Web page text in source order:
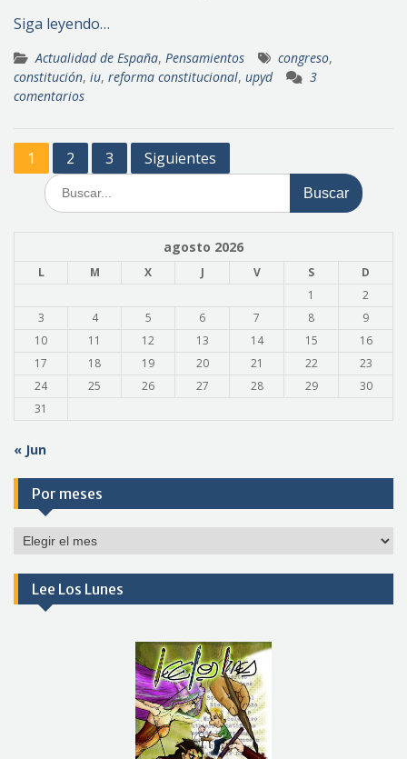
Siga leyendo…
Actualidad de España, Pensamientos congreso,
constitución, iu, reforma constitucional, upyd
3
comentarios
Paginación
entradas
1 2 3 Siguientes
Buscar:
agosto 2026
L M X J V S
D
1
2
3
4 5 6 7 8
9
10
11 12 13 14 15
16
17
18 19 20 21 22
23
24
25 26 27 28 29
30
31
« Jun
Por meses
Por
Lee Los Lunes